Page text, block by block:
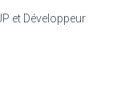
et Développeur